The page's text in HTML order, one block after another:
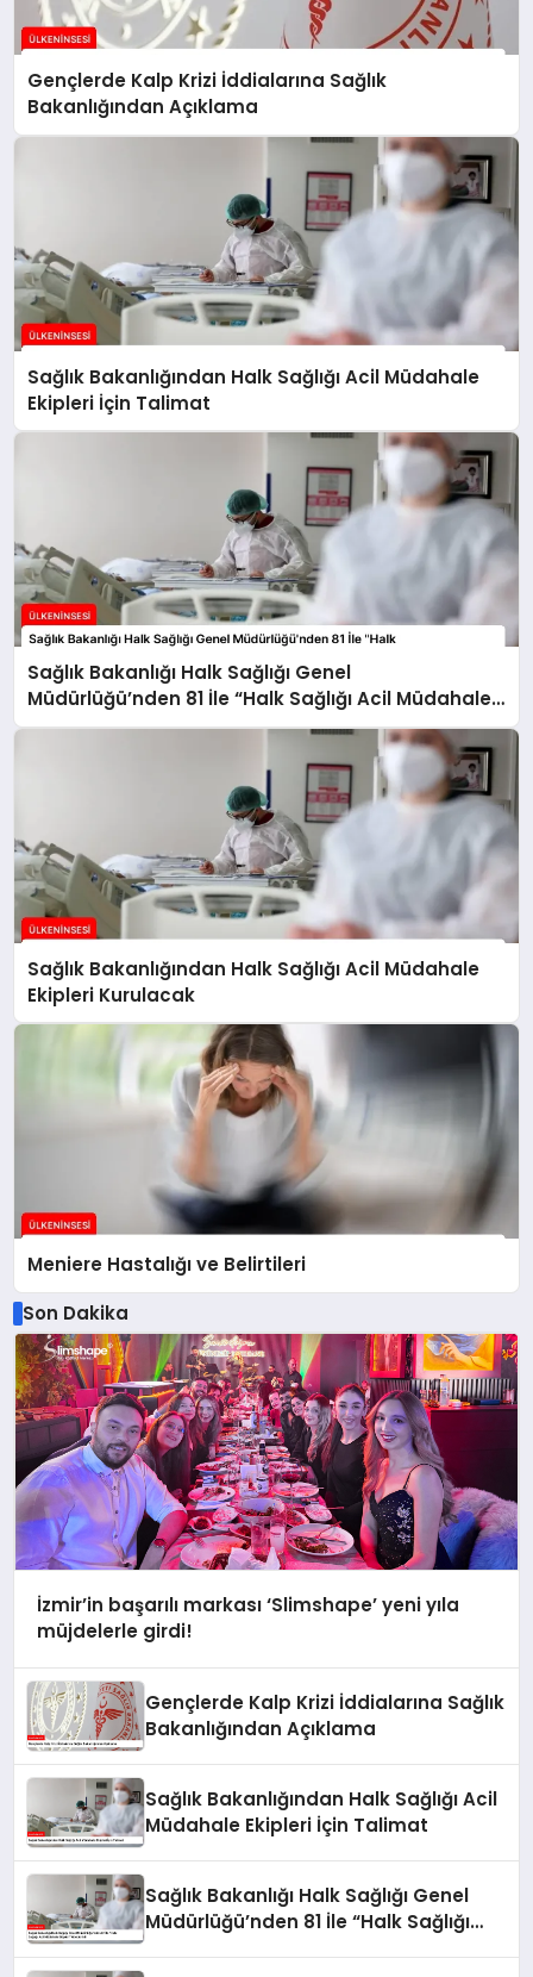
Gençlerde Kalp Krizi İddialarına Sağlık
Bakanlığından Açıklama
Sağlık Bakanlığından Halk Sağlığı Acil Müdahale
Ekipleri İçin Talimat
Sağlık Bakanlığı Halk Sağlığı Genel
Müdürlüğü’nden 81 İle “Halk Sağlığı Acil Müdahale
Ekipleri” Gönderildi
Sağlık Bakanlığından Halk Sağlığı Acil Müdahale
Ekipleri Kurulacak
Meniere Hastalığı ve Belirtileri
Son Dakika
İzmir’in başarılı markası ‘Slimshape’ yeni yıla
müjdelerle girdi!
Gençlerde Kalp Krizi İddialarına Sağlık
Bakanlığından Açıklama
Sağlık Bakanlığından Halk Sağlığı Acil
Müdahale Ekipleri İçin Talimat
Sağlık Bakanlığı Halk Sağlığı Genel
Müdürlüğü’nden 81 İle “Halk Sağlığı